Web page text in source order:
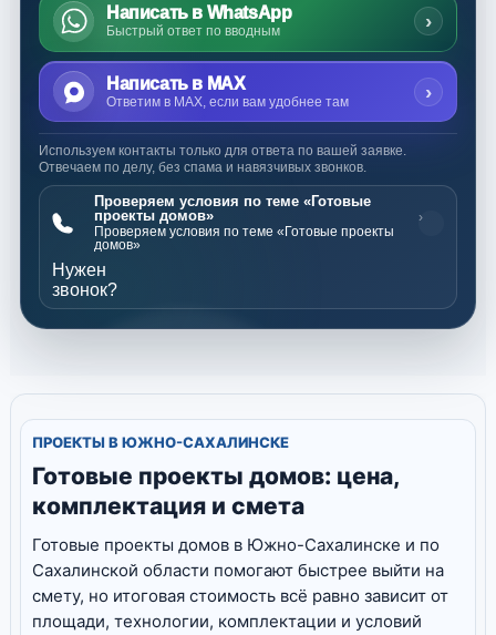
Написать в WhatsApp
Быстрый ответ по вводным ›
Написать в MAX
Ответим в MAX, если вам удобнее там ›
Используем контакты только для ответа по вашей заявке.
Отвечаем по делу, без спама и навязчивых звонков.
Проверяем условия по теме «Готовые
проекты домов»
Проверяем условия по теме «Готовые проекты
домов»
›
Нужен
звонок?
ПРОЕКТЫ В ЮЖНО-САХАЛИНСКЕ
Готовые проекты домов: цена,
комплектация и смета
Готовые проекты домов в Южно-Сахалинске и по
Сахалинской области помогают быстрее выйти на
смету, но итоговая стоимость всё равно зависит от
площади, технологии, комплектации и условий